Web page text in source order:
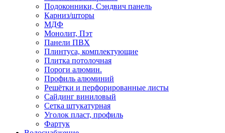
Подоконники, Сэндвич панель
Карниз/шторы
МДФ
Монолит, Пэт
Панели ПВХ
Плинтуса, комплектующие
Плитка потолочная
Пороги алюмин.
Профиль алюминий
Решётки и перфорированные листы
Сайдинг виниловый
Сетка штукатурная
Уголок пласт, профиль
Фартук